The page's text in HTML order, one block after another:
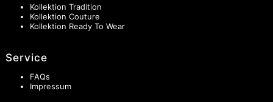
Kollektion Tradition
Kollektion Couture
Kollektion Ready To Wear
Service
FAQs
Impressum